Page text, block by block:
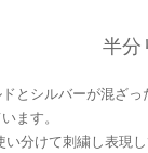
半
とシルバーが混ざ
ます。
分けて刺繍し表現